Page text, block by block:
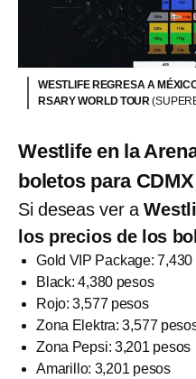
WESTLIFE REGRESA A
RSARY WORLD TOUR
Westlife en la
boletos para CDMX
Si deseas ver a
los precios de los
Gold VIP Package: 7,430
Black: 4,380 pesos
Rojo: 3,577 pesos
Zona Elektra: 3,577
Zona Pepsi: 3,201 pesos
Amarillo: 3,201 pesos